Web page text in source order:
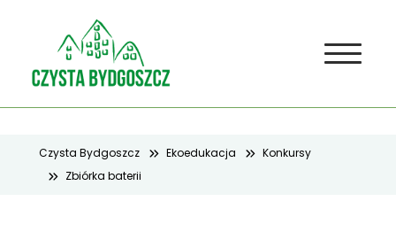
Czysta Bydgoszcz Ekoedukacja
Konkursy
Zbiórka baterii